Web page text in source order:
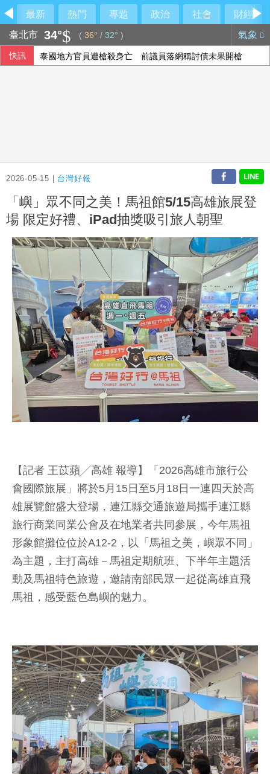
最新 熱門 專題 政治 社會
財經
臺北市 34° ( 36° / 32° ) 氣象
快訊 泰國地方官員遭槍殺身亡 前議員落網稱討債未果開槍
2026-05-15 | 台灣好報
「嶼」眾不同之美！馬祖館5/15高雄旅展登
場 限定好禮、iPad抽獎吸引旅人朝聖
【記者 王苡蘋╱高雄 報導】「2026高雄市旅行公
會國際旅展」將於5月15日至5月18日一連四天於高
雄展覽館盛大登場，連江縣交通旅遊局攜手連江縣
旅行商業同業公會及在地業者共同參展，今年馬祖
形象館攤位位於A12-2，以「馬祖之美，嶼眾不同」
為主題，主打高雄－馬祖定期航班、下半年主題活
動及馬祖特色旅遊，邀請南部民眾一起從高雄直飛
馬祖，感受藍色島嶼的魅力。